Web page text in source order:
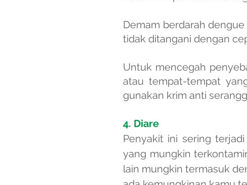
Demam berdarah
tidak ditangani dengan
Untuk mencegah
atau tempat-tempat
gunakan krim anti
4. Diare
Penyakit ini sering
yang mungkin
lain mungkin termasuk